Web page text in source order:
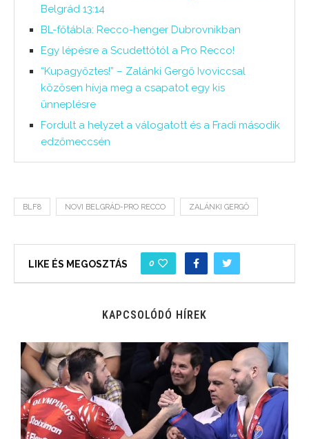
Belgrád 13:14
BL-főtábla: Recco-henger Dubrovnikban
Egy lépésre a Scudettótól a Pro Recco!
“Kupagyőztes!” – Zalánki Gergő Ivoviccsal
közösen hívja meg a csapatot egy kis
ünneplésre
Fordult a helyzet a válogatott és a Fradi második
edzőmeccsén
BLF8 NOVI BELGRÁD-PRO RECCO ZALÁNKI GERGŐ
LIKE ÉS MEGOSZTÁS 0
KAPCSOLÓDÓ HÍREK